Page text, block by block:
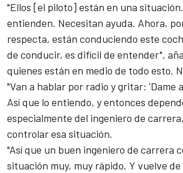
"Ellos [el piloto] están en una
entienden. Necesitan ayuda. Ahora,
respecta, están conduciendo este
de conducir, es difícil de entender",
quienes están en medio de todo esto.
"Van a hablar por radio y gritar: 'Dame
Así que lo entiendo, y entonces
especialmente del ingeniero de
controlar esa situación.
"Así que un buen ingeniero de carrera
situación muy, muy rápido. Y vuelve de